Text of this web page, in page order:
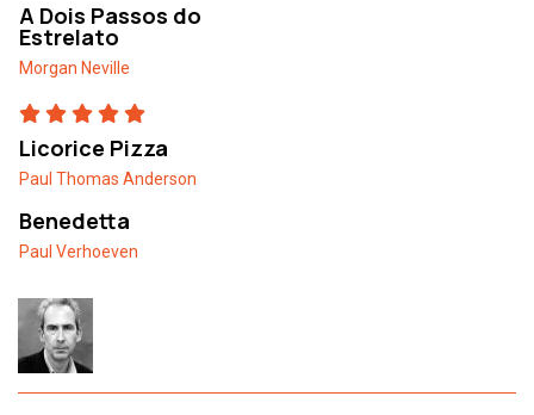
A Dois Passos do
Estrelato
Morgan Neville
Licorice Pizza
Paul Thomas Anderson
Benedetta
Paul Verhoeven